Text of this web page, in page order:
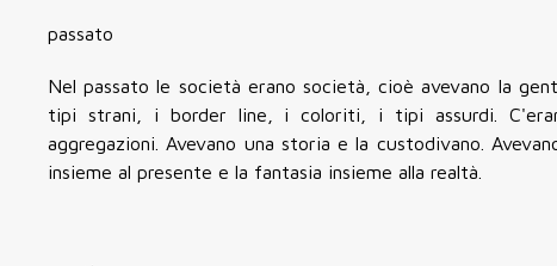
passato
Nel passato le società erano società, cioè avevano la
tipi strani, i border line, i coloriti, i tipi assurdi.
aggregazioni. Avevano una storia e la custodivano.
insieme al presente e la fantasia insieme alla realtà.